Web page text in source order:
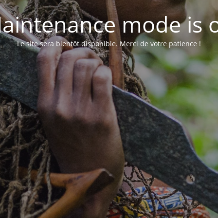
mode is
Le site sera bientôt disponible. Merci de votre patience !